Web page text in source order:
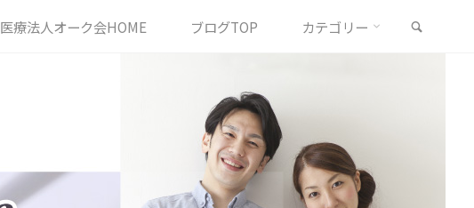
医療法人オーク会HOME ブログTOP カテゴリー